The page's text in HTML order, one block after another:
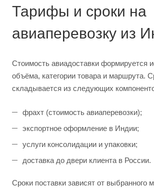
Тарифы и сроки на
авиаперевозку из
Стоимость авиадоставки формируется
объёма, категории товара и маршрута.
складывается из следующих
фрахт (стоимость авиаперевозки);
экспортное оформление в Индии;
услуги консолидации и упаковки;
доставка до двери клиента в России.
Сроки поставки зависят от выбранного